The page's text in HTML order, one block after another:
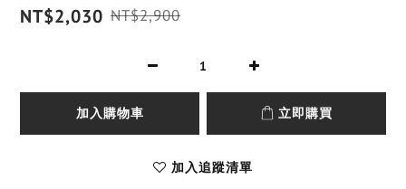
NT$2,030 NT$2,900
加入購物車 立即購買
加入追蹤清單